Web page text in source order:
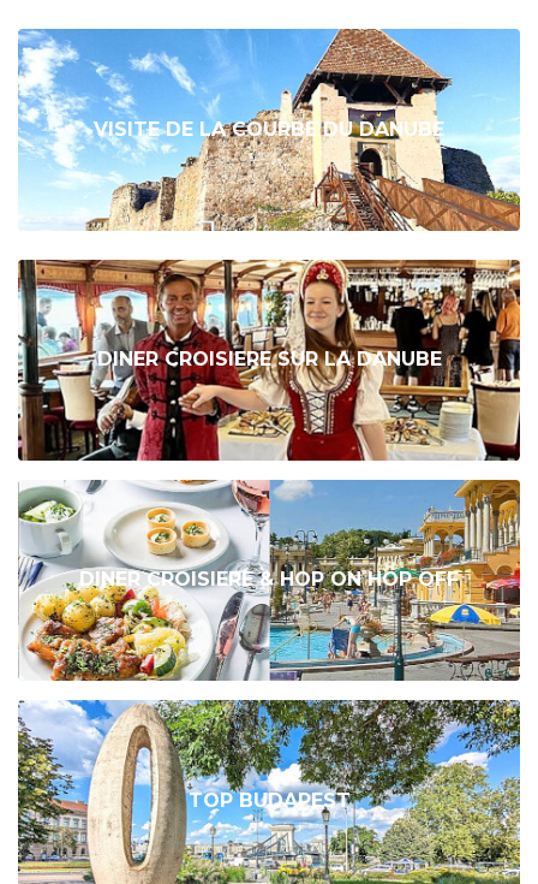
VISITE DE LA COURBE DU DANUBE
DINER CROISIERE SUR LA DANUBE
DINER CROISIERE & HOP ON HOP OFF
TOP BUDAPEST